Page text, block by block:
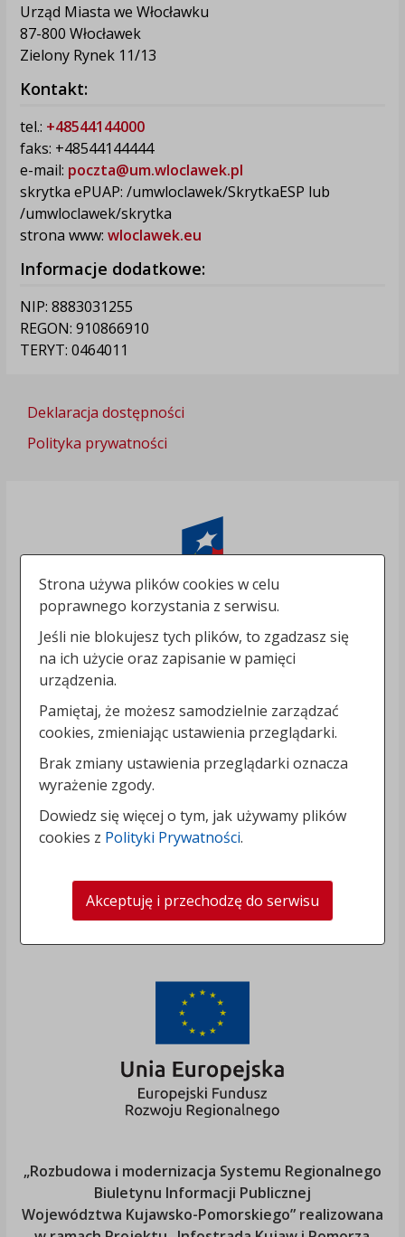
Urząd Miasta we Włocławku
87-800 Włocławek
Zielony Rynek 11/13
Kontakt:
tel.: +48544144000
faks: +48544144444
e-mail: poczta@um.wloclawek.pl
skrytka ePUAP: /umwloclawek/SkrytkaESP lub
/umwloclawek/skrytka
strona www: wloclawek.eu
Informacje dodatkowe:
NIP: 8883031255
REGON: 910866910
TERYT: 0464011
Deklaracja dostępności
Polityka prywatności
„Rozbudowa i modernizacja Systemu Regionalnego
Biuletynu Informacji Publicznej
Województwa Kujawsko-Pomorskiego” realizowana
Strona używa plików cookies w celu
poprawnego korzystania z serwisu.
Jeśli nie blokujesz tych plików, to zgadzasz się
na ich użycie oraz zapisanie w pamięci
urządzenia.
Pamiętaj, że możesz samodzielnie zarządzać
cookies, zmieniając ustawienia przeglądarki.
Brak zmiany ustawienia przeglądarki oznacza
wyrażenie zgody.
Dowiedz się więcej o tym, jak używamy plików
cookies z Polityki Prywatności.
Akceptuję i przechodzę do serwisu